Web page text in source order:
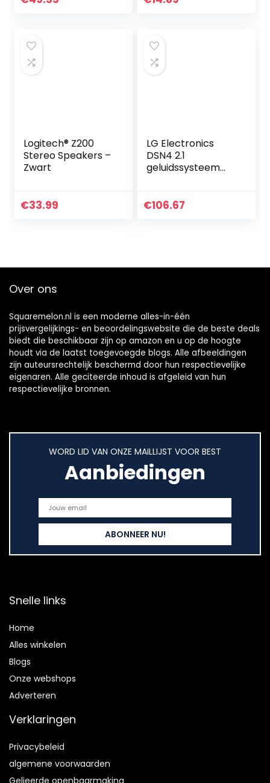
Logitech® Z200
Stereo Speakers –
Zwart
€33.99
LG Electronics
DSN4 2.1
geluidssysteem
en ARC, zwart
€106.67
Over ons
Squaremelon.nl is een moderne alles-in-één
prijsvergelijkings- en beoordelingswebsite die de beste deals
biedt die beschikbaar zijn op amazon en u op de hoogte
houdt via de laatst toegevoegde blogs. Alle afbeeldingen
zijn auteursrechtelijk beschermd door hun respectievelijke
eigenaren. Alle geciteerde inhoud is afgeleid van hun
respectievelijke bronnen.
WORD LID VAN ONZE MAILLIJST VOOR BEST
Aanbiedingen
Snelle links
Home
Alles winkelen
Blogs
Onze webshops
Adverteren
Verklaringen
Privacybeleid
algemene voorwaarden